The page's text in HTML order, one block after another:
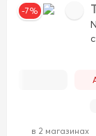
-7%
в 2 магазинах